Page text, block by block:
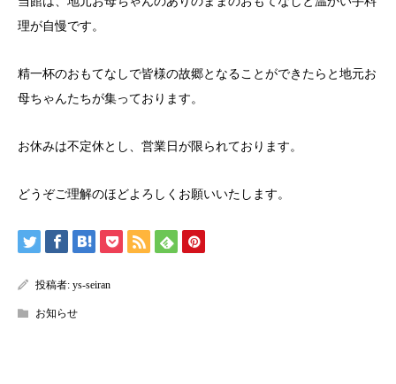
理が自慢です。
精一杯のおもてなしで皆様の故郷となることができたらと地元お
母ちゃんたちが集っております。
お休みは不定休とし、営業日が限られております。
どうぞご理解のほどよろしくお願いいたします。
投稿者: ys-seiran
お知らせ